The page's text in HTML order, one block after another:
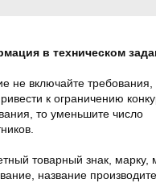
в техническом
не включайте
к ограничению
то уменьшите число
товарный знак, марку,
название